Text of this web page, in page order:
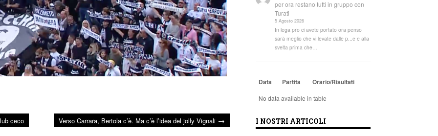
ceco Verso Carrara, Bertola c’è. Ma c’è l’idea del jolly Vignali →
per ora restano tutti in gruppo con
Turati
5 Agosto 2026
In lega pro ci avete portato ora penso
sarà meglio che vi levate dalle p...e e alla
svelta prima che…
Data Partita Orario/Risultati
No data available in table
I NOSTRI ARTICOLI